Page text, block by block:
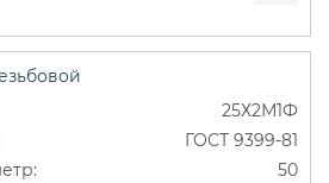
25Х2М1Ф
ГОСТ 9399-81
50